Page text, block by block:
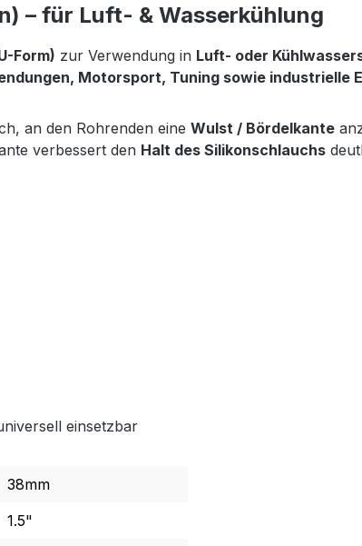
– für Luft- & Wasserkühlung
Form) zur Verwendung in Luft- oder
Motorsport, Tuning sowie industrielle
an den Rohrenden eine Wulst / Bördelkante
verbessert den Halt des Silikonschlauchs
einsetzbar
38mm
1.5"